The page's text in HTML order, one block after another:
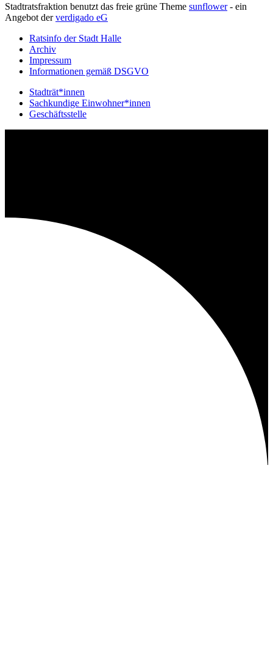
Stadtratsfraktion benutzt das freie grüne Theme sunflower‐ ein
Angebot derverdigado eG
Ratsinfo der Stadt Halle
Archiv
Impressum
Informationen gemäß DSGVO
Stadträt*innen
Sachkundige Einwohner*innen
Geschäftsstelle